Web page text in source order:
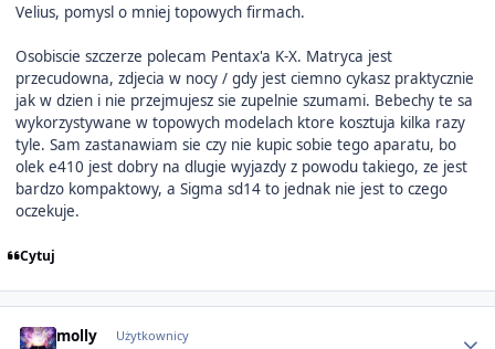
Velius, pomysl o mniej topowych firmach.
Osobiscie szczerze polecam Pentax'a K-X. Matryca jest
przecudowna, zdjecia w nocy / gdy jest ciemno cykasz praktycznie
jak w dzien i nie przejmujesz sie zupelnie szumami. Bebechy te sa
wykorzystywane w topowych modelach ktore kosztuja kilka razy
tyle. Sam zastanawiam sie czy nie kupic sobie tego aparatu, bo
olek e410 jest dobry na dlugie wyjazdy z powodu takiego, ze jest
bardzo kompaktowy, a Sigma sd14 to jednak nie jest to czego
oczekuje.
Cytuj
molly Użytkownicy